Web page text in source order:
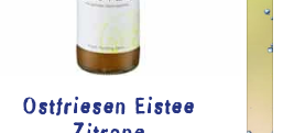
Ostfriesen Eistee